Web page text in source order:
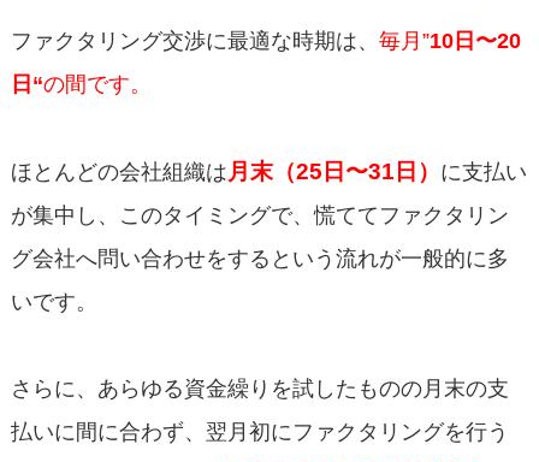
ファクタリング交渉に最適な時期は、 毎月”10日〜20
日 “の間です。
ほとんどの会社組織は月末（25日〜31日） に支払い
が集中し、このタイミングで、慌ててファクタリン
グ会社へ問い合わせをするという流れが一般的に多
いです。
さらに、あらゆる資金繰りを試したものの月末の支
払いに間に合わず、翌月初にファクタリングを行う